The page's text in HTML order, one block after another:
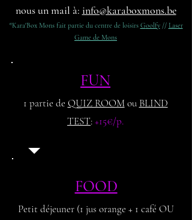
nous un mail à: info@karaboxmons.be
*Kara'Box Mons fait partie du centre de loisirs Goolfy// Laser
Game de Mons
FUN
1 partie de QUIZ ROOMou BLIND
TEST:+15€/p.
FOOD
Petit déjeuner (1 jus orange + 1 café OU